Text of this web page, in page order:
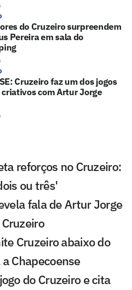
do Cruzeiro surpreendem
Pereira em sala do
Cruzeiro faz um dos jogos
criativos com Artur Jorge
reforços no Cruzeiro:
ou três'
fala de Artur Jorge
Cruzeiro abaixo do
Chapecoense
do Cruzeiro e cita